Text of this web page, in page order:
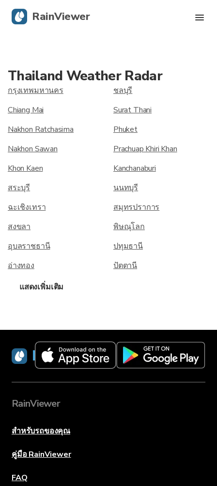
Thailand Weather Radar
กรุงเทพมหานคร
ชลบุรี
Chiang Mai
Surat Thani
Nakhon Ratchasima
Phuket
Nakhon Sawan
Prachuap Khiri Khan
Khon Kaen
Kanchanaburi
สระบุรี
นนทบุรี
ฉะเชิงเทรา
สมุทรปราการ
สงขลา
พิษณุโลก
อุบลราชธานี
ปทุมธานี
อ่างทอง
ปัตตานี
แสดงเพิ่มเติม
RainViewer
RainViewer
สำหรับรถของคุณ
คู่มือ RainViewer
FAQ
RainViewer
การติดตามพายุเฮอริเคน
การแจ้งเตือนรุนแรง
บล็อก
รับแอป